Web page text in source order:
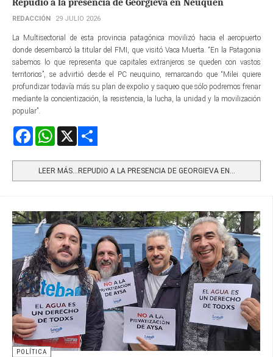
Repudio a la presencia de Georgieva en Neuquén
REDACCIÓN 29 JULIO 2026
La Multisectorial de esta provincia patagónica movilizó hacia el aeropuerto
donde desembarcó la titular del FMI, que visitó Vaca Muerta. “En la Patagonia
sabemos lo que representa que capitales extranjeros se queden con vastos
territorios”, se advirtió desde el PC neuquino, remarcando que “Milei quiere
profundizar todavía más su plan de expolio y saqueo que sólo podremos frenar
mediante la concientización, la resistencia, la lucha, la unidad y la movilización
popular”.
FacebookWhatsApp
LEER MÁS…REPUDIO A LA PRESENCIA DE GEORGIEVA EN...
POLÍTICA